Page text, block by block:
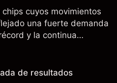
cuyos movimientos
una fuerte demanda
y la continua
de EE.UU. que
de resultados